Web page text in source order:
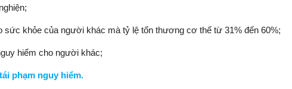
sức khỏe của người khác mà tỷ lệ tổn thương cơ thể từ 31% đến 60%;
hiểm cho người khác;
tái phạm nguy hiểm.